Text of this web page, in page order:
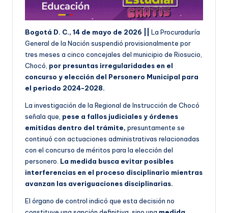
Bogotá D. C., 14 de mayo de 2026 || La Procuraduría
General de la Nación suspendió provisionalmente por
tres meses a cinco concejales del municipio de Riosucio,
Chocó, por presuntas irregularidades en el
concurso y elección del Personero Municipal para
el periodo 2024-2028.
La investigación de la Regional de Instrucción de Chocó
señala que, pese a fallos judiciales y órdenes
emitidas dentro del trámite, presuntamente se
continuó con actuaciones administrativas relacionadas
con el concurso de méritos para la elección del
personero. La medida busca evitar posibles
interferencias en el proceso disciplinario mientras
avanzan las averiguaciones disciplinarias.
El órgano de control indicó que esta decisión no